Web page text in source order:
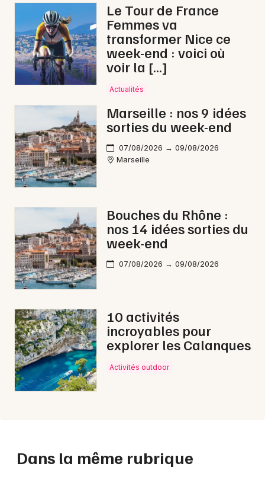
Le Tour de France
Femmes va
transformer Nice ce
week-end : voici où
voir la […]
Actualités
Marseille : nos 9 idées
sorties du week-end
07/08/2026 → 09/08/2026
Marseille
Bouches du Rhône :
nos 14 idées sorties du
week-end
07/08/2026 → 09/08/2026
10 activités
incroyables pour
explorer les Calanques
Activités outdoor
Dans la même rubrique